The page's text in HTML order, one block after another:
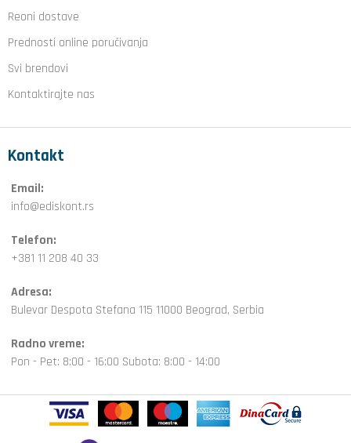
Reoni dostave
Prednosti online poručivanja
Svi brendovi
Kontaktirajte nas
Kontakt
Email:
info@ediskont.rs
Telefon:
+381 11 208 40 33
Adresa:
Bulevar Despota Stefana 115 11000 Beograd, Serbia
Radno vreme:
Pon - Pet: 8:00 - 16:00 Subota: 8:00 - 14:00